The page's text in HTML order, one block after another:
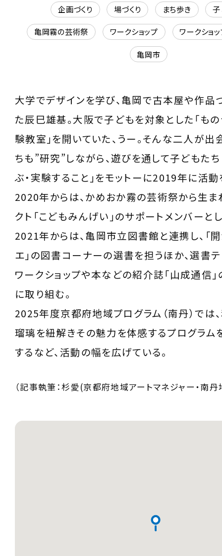
企画づくり 場づくり まち歩き
亀岡霧の芸術祭 ワークショップ ワークショ
亀岡市
大学でデザインを学び、亀岡で古本屋や作品
た辰巳雄基。大阪で子どもを対象とした「も
験教室」を開いていた、うー。そんな二人が出
ちも”研究”しながら、遊びを通して子どもた
ぶ・実験すること」をモットーに2019年に活動
2020年からは、かめおか霧の芸術祭から生ま
クト「こどもみんげい」のサポートメンバーと
2021年からは、亀岡市立図書館と連携し、「
エ」の図書コーナーの選書を担うほか、選書
ワークショップや本などの紹介誌「山成通信」
に取り組む。
2025年度京都府地域プログラム（南丹）では
瑠璃を紐解きその魅力を体感するプログラム
するなど、活動の幅を広げている。
（記事執筆：杉愛(京都府地域アートマネジャー・南